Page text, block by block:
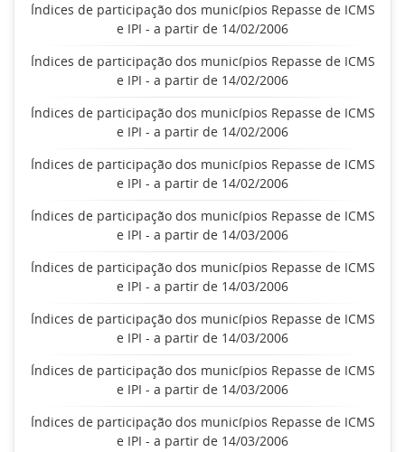
Índices de participação dos municípios Repasse de ICMS
e IPI - a partir de 14/02/2006
Índices de participação dos municípios Repasse de ICMS
e IPI - a partir de 14/02/2006
Índices de participação dos municípios Repasse de ICMS
e IPI - a partir de 14/02/2006
Índices de participação dos municípios Repasse de ICMS
e IPI - a partir de 14/02/2006
Índices de participação dos municípios Repasse de ICMS
e IPI - a partir de 14/03/2006
Índices de participação dos municípios Repasse de ICMS
e IPI - a partir de 14/03/2006
Índices de participação dos municípios Repasse de ICMS
e IPI - a partir de 14/03/2006
Índices de participação dos municípios Repasse de ICMS
e IPI - a partir de 14/03/2006
Índices de participação dos municípios Repasse de ICMS
e IPI - a partir de 14/03/2006